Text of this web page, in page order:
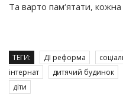
Та варто пам‘ятати,
ТЕГИ: ДІ реформа
інтернат
дитячий будинок
діти